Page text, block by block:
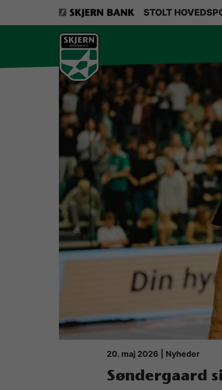
STOLT
VerdensMindsteStorklub
Sponsorer
Billetsalg / sæsonkort
Presse
Samarbejdsklubber
Skjern Bank Grand Prix
Nyhedsbrev
Køb Billet
20. maj 2026 | Nyheder
Søndergaard